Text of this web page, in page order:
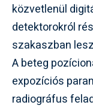
közvetlenül
detektorokról
szakaszban
A beteg
expozíciós
radiográfus